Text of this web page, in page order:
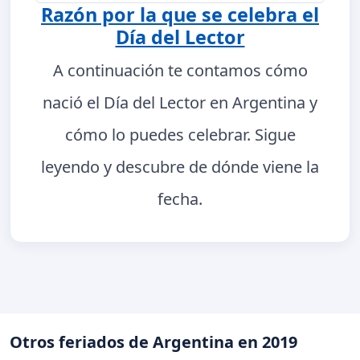
Razón por la que se celebra el
Día del Lector
A continuación te contamos cómo
nació el Día del Lector en Argentina y
cómo lo puedes celebrar. Sigue
leyendo y descubre de dónde viene la
fecha.
Otros feriados de Argentina en 2019